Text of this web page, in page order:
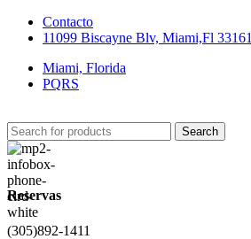
Contacto
11099 Biscayne Blv, Miami,Fl 33161
Miami, Florida
PQRS
Search
Reservas
(305)892-1411